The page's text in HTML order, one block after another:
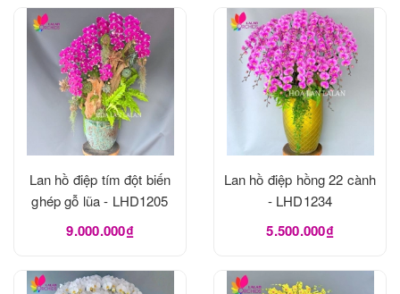
Lan hồ điệp tím đột biến
ghép gỗ lũa - LHD1205
9.000.000₫
Lan hồ điệp hồng 22 cành
- LHD1234
5.500.000₫